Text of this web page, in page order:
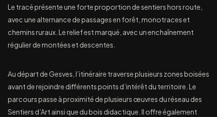
Le tracé présente une forte proportion de sentiers hors route,
avec une alternance de passages en forêt, monotraces et
chemins ruraux. Le relief est marqué, avec un enchaînement
régulier de montées et descentes.
Au départ de Gesves, l’itinéraire traverse plusieurs zones boisées
avant de rejoindre différents points d’intérêt du territoire. Le
parcours passe à proximité de plusieurs œuvres du réseau des
Sentiers d’Art ainsi que du bois didactique. Il offre également